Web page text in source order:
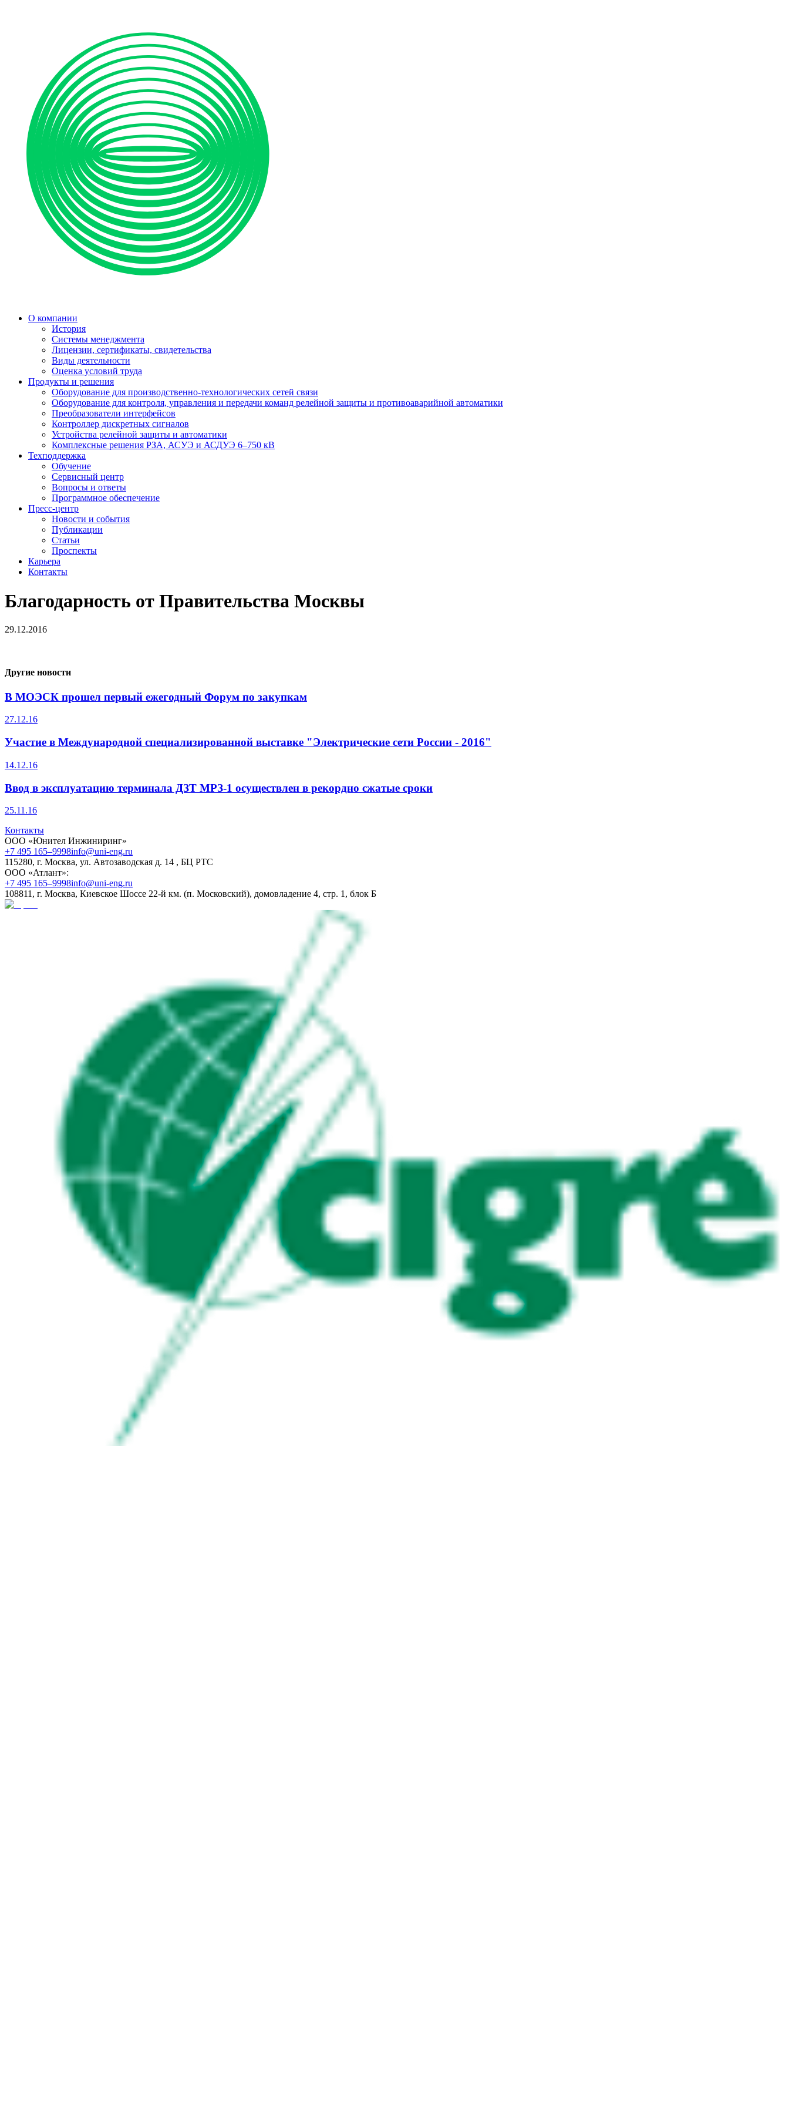
О компании
История
Системы менеджмента
Лицензии, сертификаты, свидетельства
Виды деятельности
Оценка условий труда
Продукты и решения
Оборудование для производственно-технологических сетей связи
Оборудование для контроля, управления и передачи команд релейной защиты и противоаварийной автоматики
Преобразователи интерфейсов
Контроллер дискретных сигналов
Устройства релейной защиты и автоматики
Комплексные решения РЗА, АСУЭ и АСДУЭ 6–750 кВ
Техподдержка
Обучение
Сервисный центр
Вопросы и ответы
Программное обеспечение
Пресс-центр
Новости и события
Публикации
Статьи
Проспекты
Карьера
Контакты
Благодарность от Правительства Москвы
29.12.2016
Другие новости
В МОЭСК прошел первый ежегодный Форум по закупкам
27.12.16
Участие в Международной специализированной выставке "Электрические сети России - 2016"
14.12.16
Ввод в эксплуатацию терминала ДЗТ МРЗ-1 осуществлен в рекордно сжатые сроки
25.11.16
Контакты
ООО «Юнител Инжиниринг»
+7 495 165–9998info@uni-eng.ru
115280, г. Москва, ул. Автозаводская д. 14 , БЦ РТС
ООО «Атлант»:
+7 495 165–9998info@uni-eng.ru
108811, г. Москва, Киевское Шоссе 22-й км. (п. Московский), домовладение 4, стр. 1, блок Б